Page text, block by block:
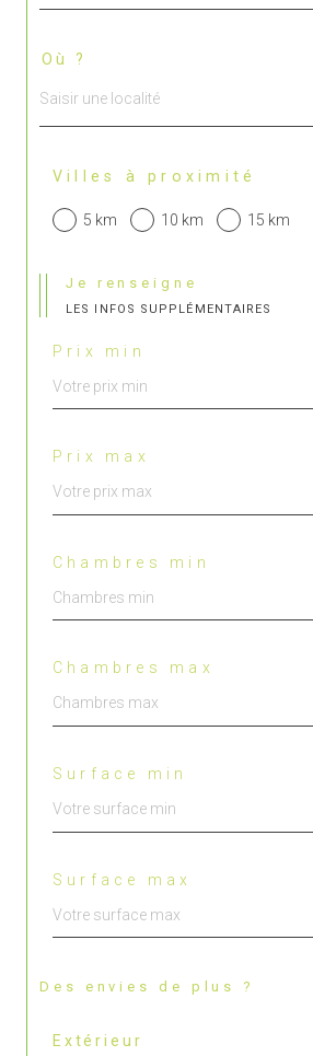
Où ?
Villes à proximité
5 km 10 km 15 km
Je renseigne
LES INFOS SUPPLÉMENTAIRES
Prix min
Prix max
Chambres min
Chambres max
Surface min
Surface max
Des envies de plus ?
Extérieur